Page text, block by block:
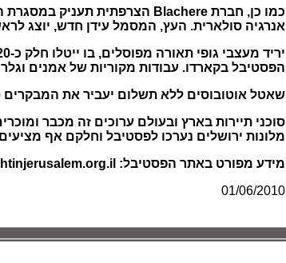
אנרגיה סולארית. העץ, המסמל עידן חדש, יוצג
הפסטיבל בקארדו. עבודות מקוריות של אמנים
שאטל אוטובוסים ללא תשלום יעביר את המבקרים
סוכני תיירות בארץ ובעולם ערוכים זה מכבר
מלונות ירושלים נערכו לפסטיבל וחלקם אף
מידע מפורט באתר הפסטיבל:
01/06/2010